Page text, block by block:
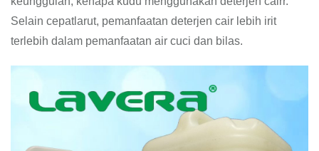
Selain cepatlarut, pemanfaatan deterjen cair lebih irit
terlebih dalam pemanfaatan air cuci dan bilas.